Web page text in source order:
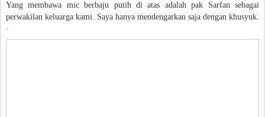
Yang membawa mic berbaju putih di atas adalah pak Sarfan sebagai
perwakilan keluarga kami. Saya hanya mendengarkan saja dengan khusyuk.